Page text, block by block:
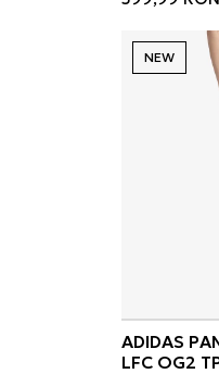
NEW
ADIDAS
LFC OG2